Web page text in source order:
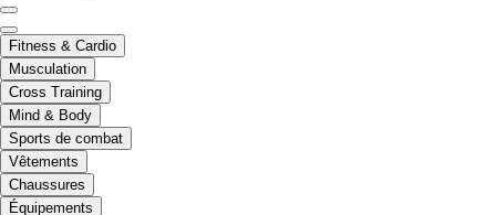
Fitness & Cardio
Musculation
Cross Training
Mind & Body
Sports de combat
Vêtements
Chaussures
Équipements